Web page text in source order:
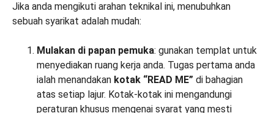
Jika anda mengikuti arahan teknikal ini, menubuhkan
sebuah syarikat adalah mudah:
Mulakan di papan pemuka: gunakan templat untuk
menyediakan ruang kerja anda. Tugas pertama anda
ialah menandakan kotak “READ ME” di bahagian
atas setiap lajur. Kotak-kotak ini mengandungi
peraturan khusus mengenai syarat yang mesti